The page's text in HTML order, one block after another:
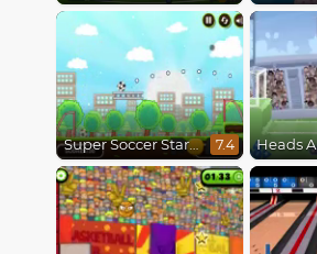
Super Soccer Star 2 7.4